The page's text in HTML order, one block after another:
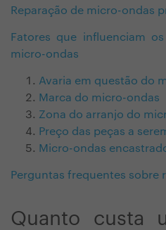
Reparação de micro-ondas
Fatores que influenciam
micro-ondas
Avaria em questão do
Marca do micro-ondas
Zona do arranjo do
Preço das peças a
Micro-ondas
Perguntas frequentes sobre
Quanto custa